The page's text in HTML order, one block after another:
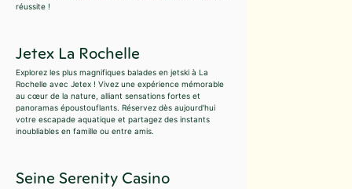
réussite !
Jetex La Rochelle
Explorez les plus magnifiques balades en jetski à La
Rochelle avec Jetex ! Vivez une expérience mémorable
au cœur de la nature, alliant sensations fortes et
panoramas époustouflants. Réservez dès aujourd'hui
votre escapade aquatique et partagez des instants
inoubliables en famille ou entre amis.
Seine Serenity Casino